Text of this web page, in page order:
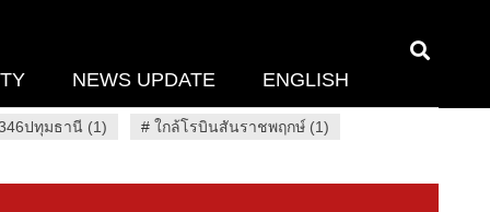
NEWS UPDATE ENGLISH
ปทุมธานี (1) # ใกล้โรบินสันราชพฤกษ์ (1)